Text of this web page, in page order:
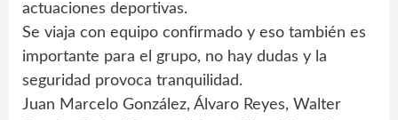
actuaciones deportivas.
Se viaja con equipo confirmado y eso también es
importante para el grupo, no hay dudas y la
seguridad provoca tranquilidad.
Juan Marcelo González, Álvaro Reyes, Walter